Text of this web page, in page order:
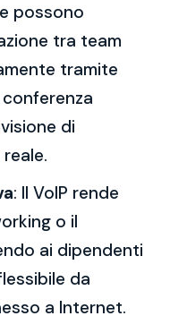
possono
tra team
tramite
di
: Il VoIP rende
o il
ai dipendenti
da
a Internet.